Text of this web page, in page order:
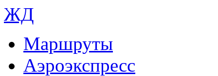
ЖД
Маршруты
Аэроэкспресс